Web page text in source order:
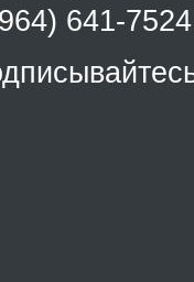
641-7524